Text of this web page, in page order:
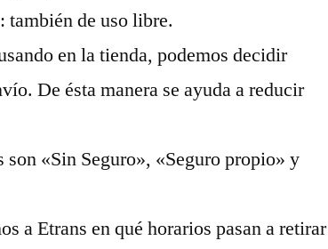
también de uso libre.
en la tienda, podemos decidir
De ésta manera se ayuda a reducir
«Sin Seguro», «Seguro propio» y
a Etrans en qué horarios pasan a retirar